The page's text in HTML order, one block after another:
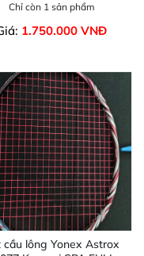
Chỉ còn 1 sản phẩm
1.750.000 VNĐ
cầu lông Yonex Astrox